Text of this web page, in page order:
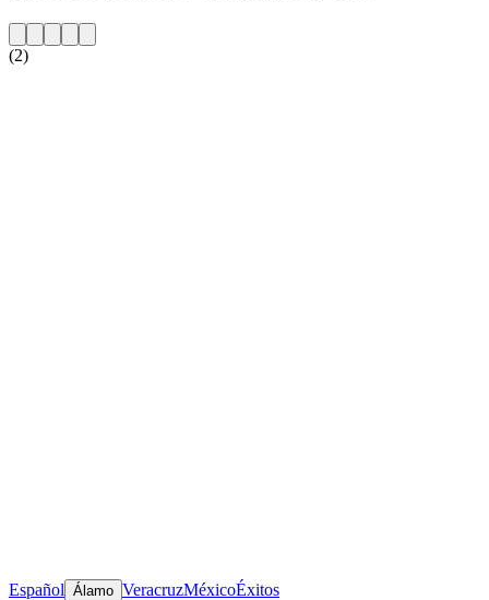
(2)
Español Álamo VeracruzMéxicoÉxitos